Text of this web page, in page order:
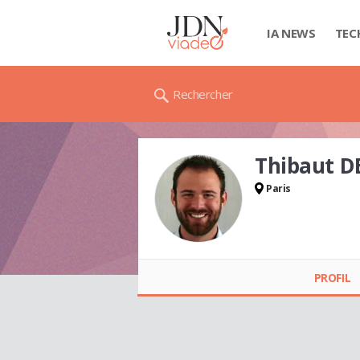
IA NEWS
Rechercher
Thibaut
Paris
PROFIL